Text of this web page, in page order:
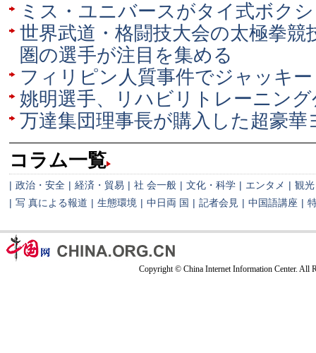
ミス・ユニバースがタイ式ボク
世界武道・格闘技大会の太極拳
圏の選手が注目を集める
フィリピン人質事件でジャッキ
姚明選手、リハビリトレーニン
万達集団理事長が購入した超豪華
コラム一覧
| 政治・安全 | 経済・貿易 | 社 会一般 | 文化・科学 | エンタメ | 観光
| 写 真による報道 | 生態環境 | 中日両 国 | 記者会見 | 中国語講座 |